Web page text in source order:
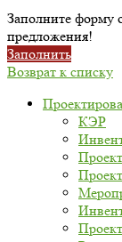
Заполните форму
предложения!
Заполнить
Возврат к списку
КЭР